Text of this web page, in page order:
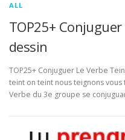
ALL
TOP25+
dessin
TOP25+ Conjuguer Le Verbe
teint on teint nous teignons
Verbe du 3e groupe se